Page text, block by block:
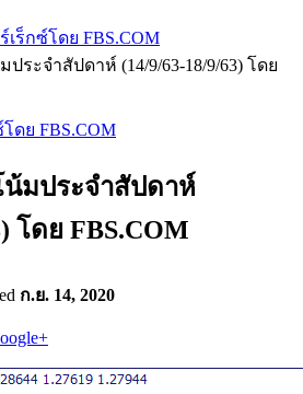
ร็กซ์โดย FBS.COM
ประจำสัปดาห์ (14/9/63-18/9/63) โดย
ดย FBS.COM
น้มประจำสัปดาห์
โดย FBS.COM
ก.ย. 14, 2020